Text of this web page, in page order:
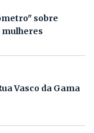
sobre
mulheres
Vasco da Gama